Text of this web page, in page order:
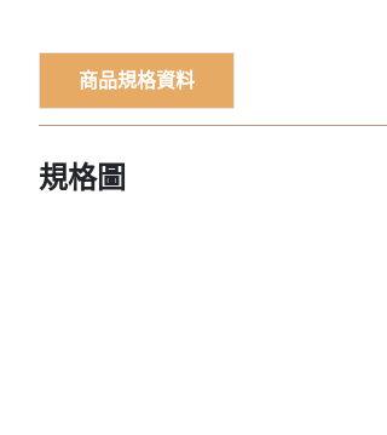
商品規格資料
規格圖